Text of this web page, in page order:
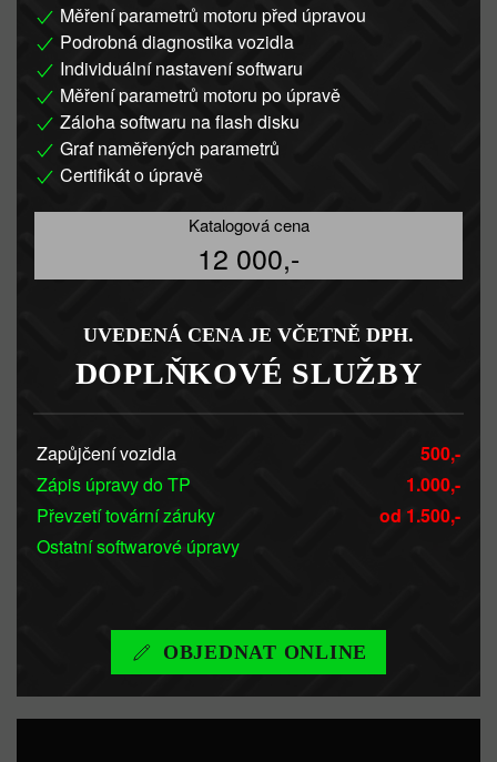
Měření parametrů motoru před úpravou
Podrobná diagnostika vozidla
Individuální nastavení softwaru
Měření parametrů motoru po úpravě
Záloha softwaru na flash disku
Graf naměřených parametrů
Certifikát o úpravě
Katalogová cena
12 000,-
UVEDENÁ CENA JE VČETNĚ DPH.
DOPLŇKOVÉ SLUŽBY
Zapůjčení vozidla
500,-
Zápis úpravy do TP
1.000,-
Převzetí tovární záruky
od 1.500,-
Ostatní softwarové úpravy
OBJEDNAT ONLINE